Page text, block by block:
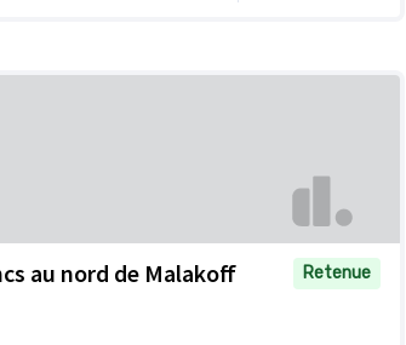
au nord de Malakoff Retenue